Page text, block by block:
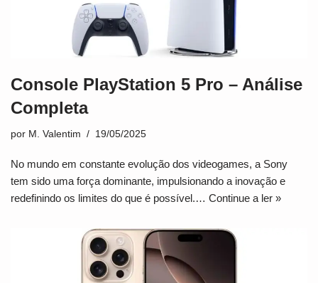
Console PlayStation 5 Pro – Análise
Completa
por M. Valentim 19/05/2025
No mundo em constante evolução dos videogames, a Sony
tem sido uma força dominante, impulsionando a inovação e
redefinindo os limites do que é possível.… Continue a ler »